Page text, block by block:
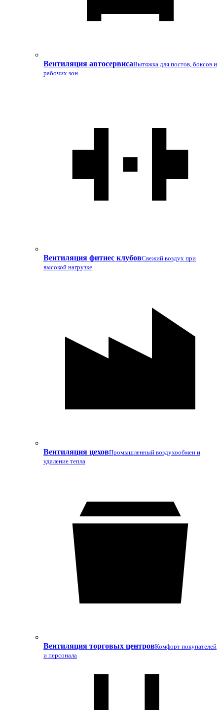
Вентиляция автосервисаВытяжка для постов, боксов и
рабочих зон
Вентиляция фитнес клубовСвежий воздух при
высокой нагрузке
Вентиляция цеховПромышленный воздухообмен и
удаление тепла
Вентиляция торговых центровКомфорт покупателей
и персонала